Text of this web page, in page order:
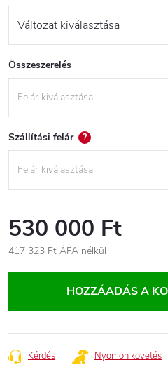
Összeszerelés
Szállítási felár ?
530 000 Ft
417 323 Ft ÁFA nélkül
HOZZÁADÁS A
Kérdés Nyomon követés